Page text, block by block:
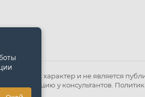
характер и не является
информацию у консультантов.